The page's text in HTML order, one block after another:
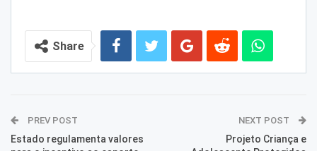
Share
PREV POST
Estado regulamenta valores
NEXT POST
Projeto Criança e